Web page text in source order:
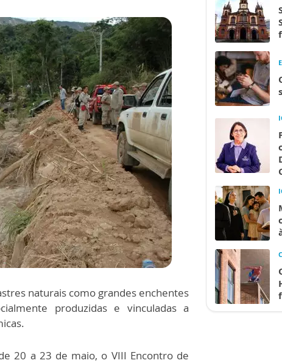
naturais como grandes enchentes
produzidas e vinculadas a
20 a 23 de maio, o VIII Encontro de